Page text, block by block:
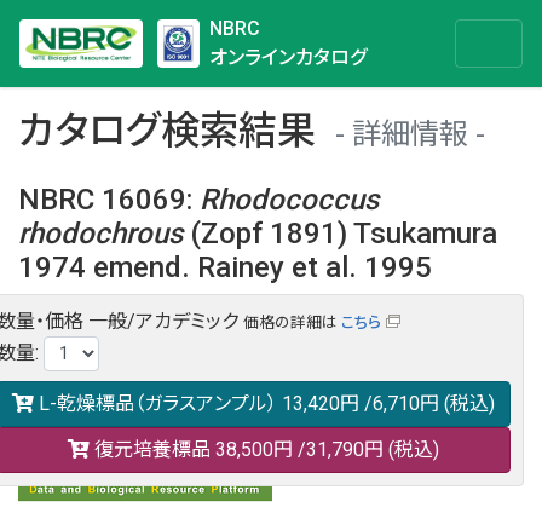
NBRC
オンラインカタログ
カタログ検索結果
詳細情報
NBRC 16069: Rhodococcus
rhodochrous(Zopf 1891) Tsukamura
1974 emend. Rainey et al. 1995
NBRC 16069の情報や関連データは以下のバナー(DBRP)か
らご覧ください。
日本語での検索も可能です。
量・価格 一般/アカデミック 価格の詳細は こちら
量:
L-乾燥標品（ガラスアンプル） 13,420円 /6,710円 (税込)
復元培養標品 38,500円 /31,790円 (税込)